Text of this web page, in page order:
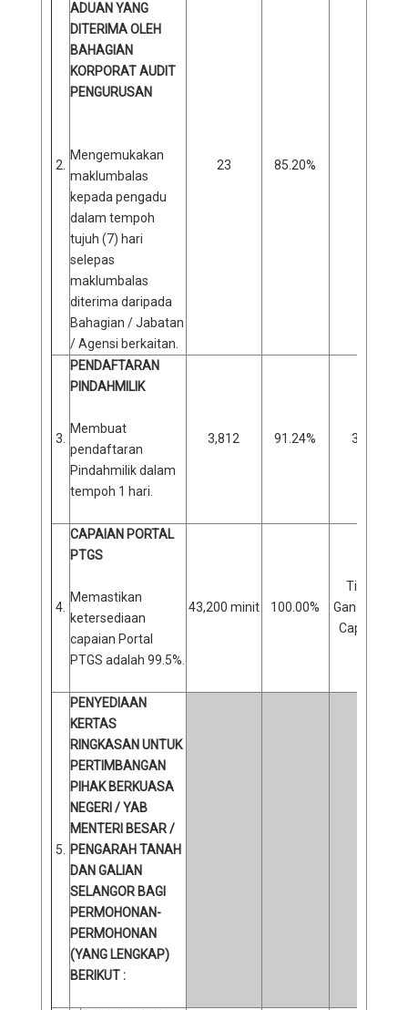
2.
ADUAN YANG
DITERIMA OLEH
BAHAGIAN
KORPORAT AUDIT
PENGURUSAN
Mengemukakan
maklumbalas
kepada pengadu
dalam tempoh
tujuh (7) hari
selepas
maklumbalas
diterima daripada
Bahagian / Jabatan
/ Agensi berkaitan.
23 85.20%
3.
PENDAFTARAN
PINDAHMILIK
Membuat
pendaftaran
Pindahmilik dalam
tempoh 1 hari.
3,812 91.24% 366
4.
CAPAIAN PORTAL
PTGS
Memastikan
ketersediaan
capaian Portal
PTGS adalah 99.5%.
43,200 minit 100.00%
Tiada
Gangguan
Capaian
5.
PENYEDIAAN
KERTAS
RINGKASAN UNTUK
PERTIMBANGAN
PIHAK BERKUASA
NEGERI / YAB
MENTERI BESAR /
PENGARAH TANAH
DAN GALIAN
SELANGOR BAGI
PERMOHONAN-
PERMOHONAN
(YANG LENGKAP)
BERIKUT :